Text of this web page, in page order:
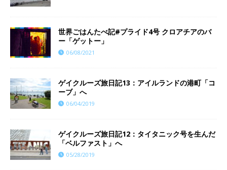
世界ごはんたべ記#プライド4号 クロアチアのバ
ー「ゲットー」
06/08/2021
ゲイクルーズ旅日記13：アイルランドの港町「コ
ーブ」へ
06/04/2019
ゲイクルーズ旅日記12：タイタニック号を生んだ
「ベルファスト」へ
05/28/2019